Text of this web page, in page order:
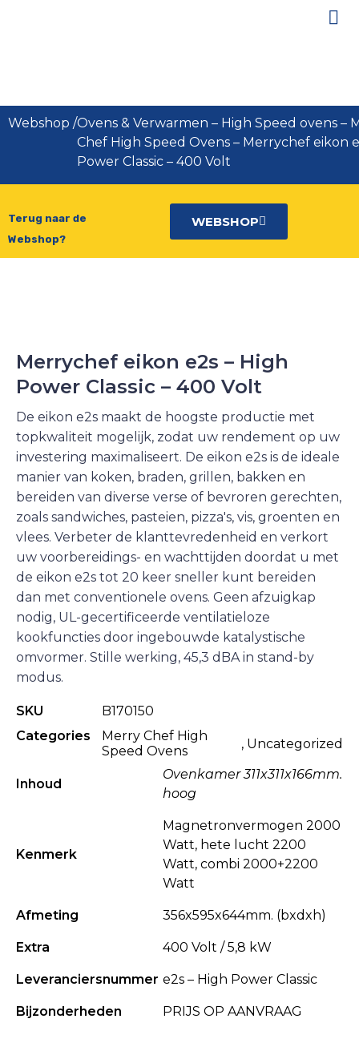
Webshop /Ovens & Verwarmen – High Speed ovens –
Chef High Speed Ovens – Merrychef eikon
Power Classic – 400 Volt
Terug naar de
Webshop?
WEBSHOP
Merrychef eikon e2s – High
Power Classic – 400 Volt
De eikon e2s maakt de hoogste productie met
topkwaliteit mogelijk, zodat uw rendement op uw
investering maximaliseert. De eikon e2s is de ideale
manier van koken, braden, grillen, bakken en
bereiden van diverse verse of bevroren gerechten,
zoals sandwiches, pasteien, pizza's, vis, groenten en
vlees. Verbeter de klanttevredenheid en verkort
uw voorbereidings- en wachttijden doordat u met
de eikon e2s tot 20 keer sneller kunt bereiden
dan met conventionele ovens. Geen afzuigkap
nodig, UL-gecertificeerde ventilatieloze
kookfuncties door ingebouwde katalystische
omvormer. Stille werking, 45,3 dBA in stand-by
modus.
SKU
B170150
Categories
Merry Chef High
Speed Ovens
, Uncategorized
Inhoud
Ovenkamer 311x311x166mm.
hoog
Kenmerk
Magnetronvermogen 2000
Watt, hete lucht 2200
Watt, combi 2000+2200
Watt
Afmeting 356x595x644mm. (bxdxh)
Extra 400 Volt / 5,8 kW
Leveranciersnummer e2s – High Power Classic
Bijzonderheden PRIJS OP AANVRAAG